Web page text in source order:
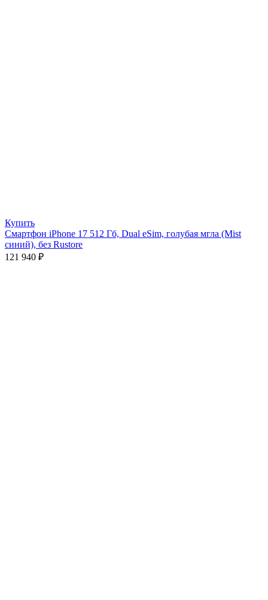
Купить
Смартфон iPhone 17 512 Гб, Dual eSim, голубая мгла (Mist
синий), без Rustore
121 940 ₽